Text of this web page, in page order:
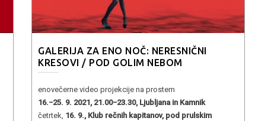
GALERIJA ZA ENO NOČ: NERESNIČNI
KRESOVI / POD GOLIM NEBOM
enovečerne video projekcije na prostem
16.−25. 9. 2021, 21.00−23.30, Ljubljana in Kamnik
četrtek, 16. 9., Klub rečnih kapitanov, pod prulskim